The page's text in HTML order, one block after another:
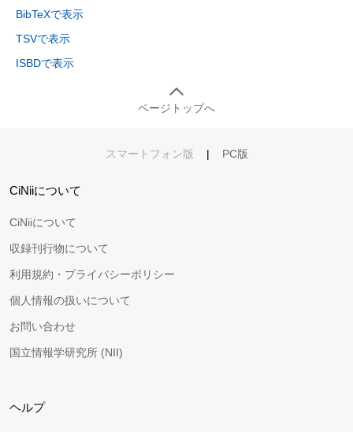
BibTeXで表示
TSVで表示
ISBDで表示
ページトップへ
スマートフォン版 | PC版
CiNiiについて
CiNiiについて
収録刊行物について
利用規約・プライバシーポリシー
個人情報の扱いについて
お問い合わせ
国立情報学研究所 (NII)
ヘルプ